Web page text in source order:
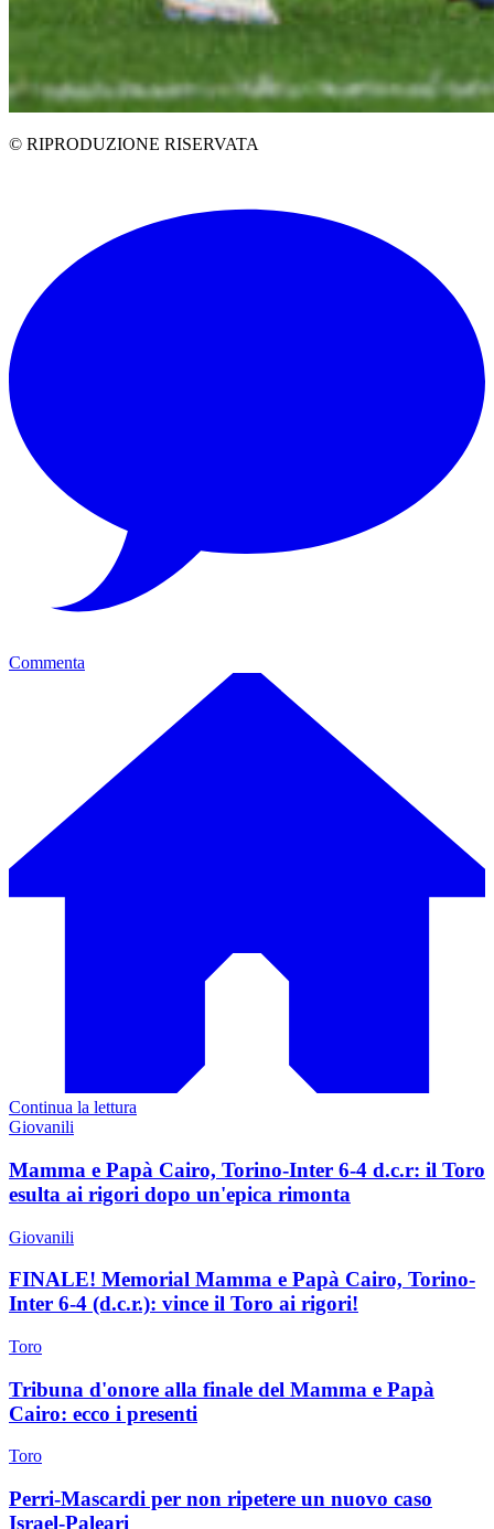
© RIPRODUZIONE RISERVATA
Commenta
Continua la lettura
Giovanili
Mamma e Papà Cairo, Torino-Inter 6-4 d.c.r: il Toro
esulta ai rigori dopo un'epica rimonta
Giovanili
FINALE! Memorial Mamma e Papà Cairo, Torino-
Inter 6-4 (d.c.r.): vince il Toro ai rigori!
Toro
Tribuna d'onore alla finale del Mamma e Papà
Cairo: ecco i presenti
Toro
Perri-Mascardi per non ripetere un nuovo caso
Israel-Paleari